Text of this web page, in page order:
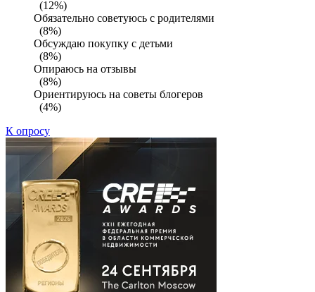
(12%)
Обязательно советуюсь с родителями
(8%)
Обсуждаю покупку с детьми
(8%)
Опираюсь на отзывы
(8%)
Ориентируюсь на советы блогеров
(4%)
К опросу